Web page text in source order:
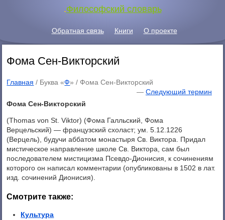
.Философский словарь
Обратная связь Книги О проекте
Фома Сен-Викторский
Главная / Буква «Ф» / Фома Сен-Викторский
— Следующий термин
Фома Сен-Викторский
(Thomas von St. Viktor) (Фома Галльский, Фома
Верцельский) — французский схоласт; ум. 5.12.1226
(Верцель), будучи аббатом монастыря Св. Виктора. Придал
мистическое направление школе Св. Виктора, сам был
последователем мистицизма Псевдо-Дионисия, к сочинениям
которого он написал комментарии (опубликованы в 1502 в лат.
изд. сочинений Дионисия).
Смотрите также:
Культура